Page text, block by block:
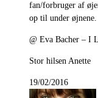
fan/forbruger af
op til under øjnene.
@ Eva Bacher – I
Stor hilsen Anette
19/02/2016